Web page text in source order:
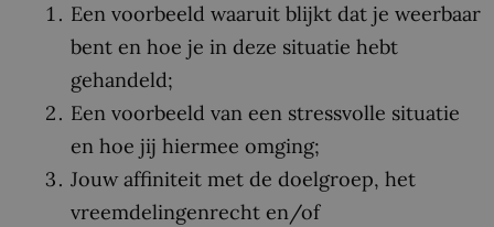
Een voorbeeld waaruit blijkt dat je weerbaar
bent en hoe je in deze situatie hebt
gehandeld;
Een voorbeeld van een stressvolle situatie
en hoe jij hiermee omging;
Jouw affiniteit met de doelgroep, het
vreemdelingenrecht en/of